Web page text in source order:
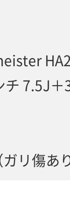
7.5J＋
リ傷あ